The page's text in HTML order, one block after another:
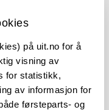
på uit.no for å
visning av
for statistikk,
av informasjon for
førsteparts- og